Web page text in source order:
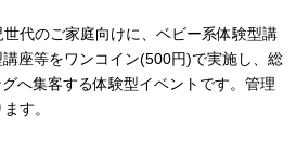
世代のご家庭向けに、ベビー系体験型講
座等をワンコイン(500円)で実施し、総
へ集客する体験型イベントです。管理
す。